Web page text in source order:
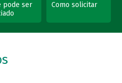
pode ser
Como solicitar